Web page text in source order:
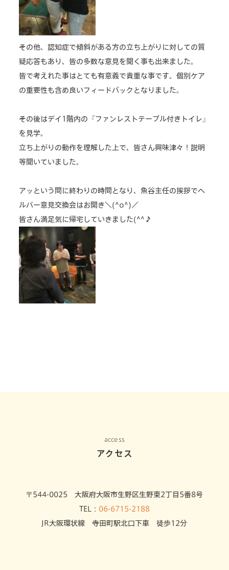
その他、認知症で傾斜がある方の立ち上がりに対しての質
疑応答もあり、皆の多数な意見を聞く事も出来ました。
皆で考えれた事はとても有意義で貴重な事です。個別ケア
の重要性も含め良いフィードバックとなりました。
その後はデイ1階内の『ファンレストテーブル付きトイレ』
を見学。
立ち上がりの動作を理解した上で、皆さん興味津々！説明
等聞いていました。
アッという間に終わりの時間となり、魚谷主任の挨拶でヘ
ルパー意見交換会はお開き＼(^o^)／
皆さん満足気に帰宅していきました(^^♪
access
アクセス
〒544-0025 大阪府大阪市生野区生野東2丁目5番8号
TEL： 06-6715-2188
JR大阪環状線 寺田町駅北口下車 徒歩12分